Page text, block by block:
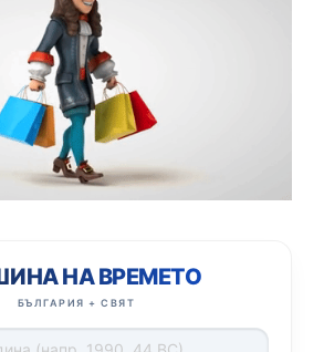
НА ВРЕМЕТО
БЪЛГАРИЯ + СВЯТ